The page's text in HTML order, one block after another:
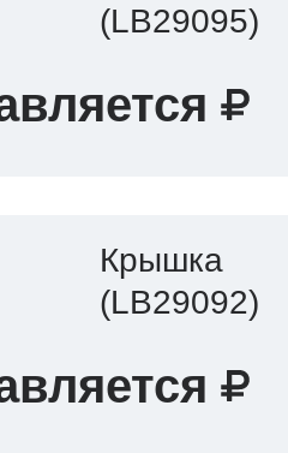
(LB29095)
Крышка
(LB29092)